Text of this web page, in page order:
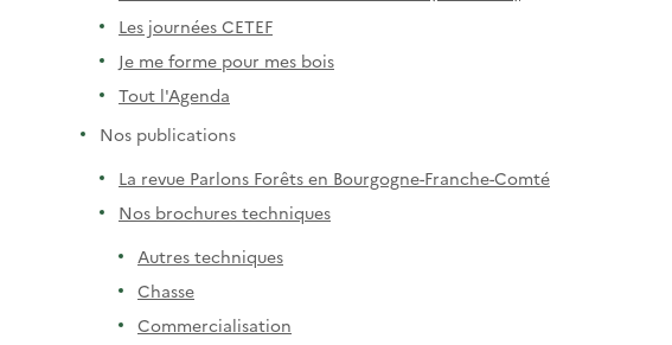
Les journées CETEF
Je me forme pour mes bois
Tout l'Agenda
Nos publications
La revue Parlons Forêts en Bourgogne-Franche-Comté
Nos brochures techniques
Autres techniques
Chasse
Commercialisation